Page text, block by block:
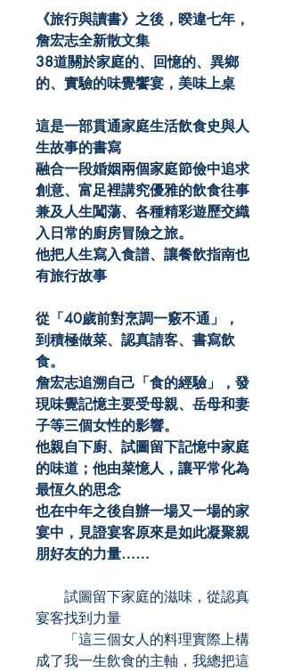
《旅行與讀書》之後，暌違七年，
詹宏志全新散文集
38道關於家庭的、回憶的、異鄉
的、實驗的味覺饗宴，美味上桌
這是一部貫通家庭生活飲食史與人
生故事的書寫
融合一段婚姻兩個家庭節儉中追求
創意、富足裡講究優雅的飲食往事
兼及人生闖蕩、各種精彩遊歷交織
入日常的廚房冒險之旅。
他把人生寫入食譜、讓餐飲指南也
有旅行故事
從「40歲前對烹調一竅不通」，
到積極做菜、認真請客、書寫飲
食。
詹宏志追溯自己「食的經驗」，發
現味覺記憶主要受母親、岳母和妻
子等三個女性的影響。
他親自下廚、試圖留下記憶中家庭
的味道；他由菜憶人，讓平常化為
最恆久的思念
也在中年之後自辦一場又一場的家
宴中，見證宴客原來是如此凝聚親
朋好友的力量……
試圖留下家庭的滋味，從認真
宴客找到力量
「這三個女人的料理實際上構
成了我一生飲食的主軸，我總把這